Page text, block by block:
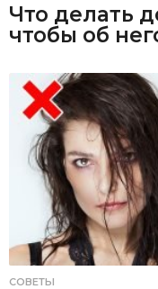
Что делать
чтобы об
СОВЕТЫ